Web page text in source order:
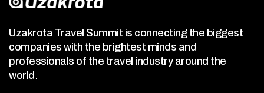
Uzakrota Travel Summit is connecting the biggest
companies with the brightest minds and
professionals of the travel industry around the
world.